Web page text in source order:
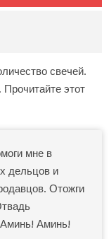
свечей.
Прочитайте этот
мне в
дельцов и
Отожги
Аминь! Аминь!